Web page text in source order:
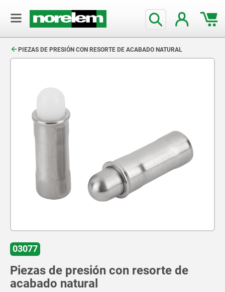
PIEZAS DE PRESIÓN CON RESORTE DE ACABADO NATURAL
03077
Piezas de presión con resorte de
acabado natural